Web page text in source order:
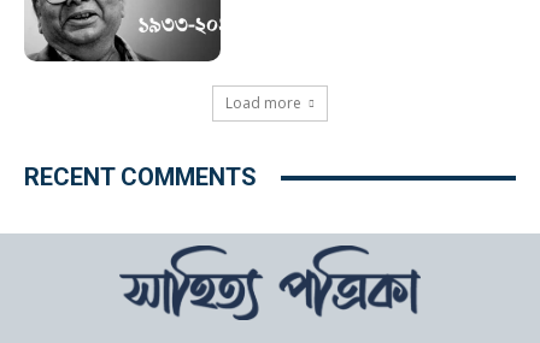
Load more
RECENT COMMENTS